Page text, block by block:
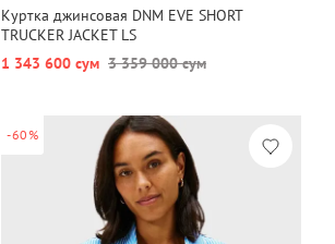
Куртка джинсовая DNM EVE SHORT
TRUCKER JACKET LS
1 343 600 сум 3 359 000 сум
-60%